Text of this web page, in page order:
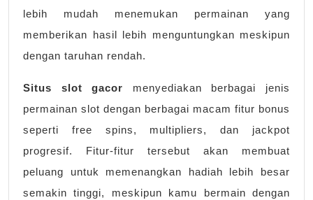
lebih mudah menemukan permainan yang
memberikan hasil lebih menguntungkan meskipun
dengan taruhan rendah.
Situs slot gacor menyediakan berbagai jenis
permainan slot dengan berbagai macam fitur bonus
seperti free spins, multipliers, dan jackpot
progresif. Fitur-fitur tersebut akan membuat
peluang untuk memenangkan hadiah lebih besar
semakin tinggi, meskipun kamu bermain dengan